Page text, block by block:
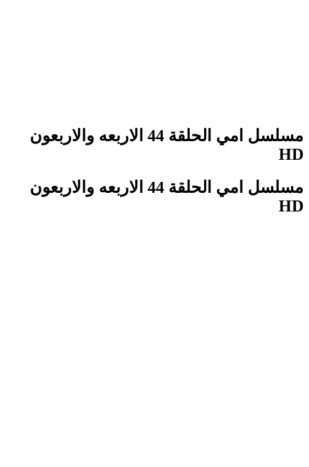
مسلسل امي الحلقة 44 الاربعه والاربعون
HD
مسلسل امي الحلقة 44 الاربعه والاربعون
HD